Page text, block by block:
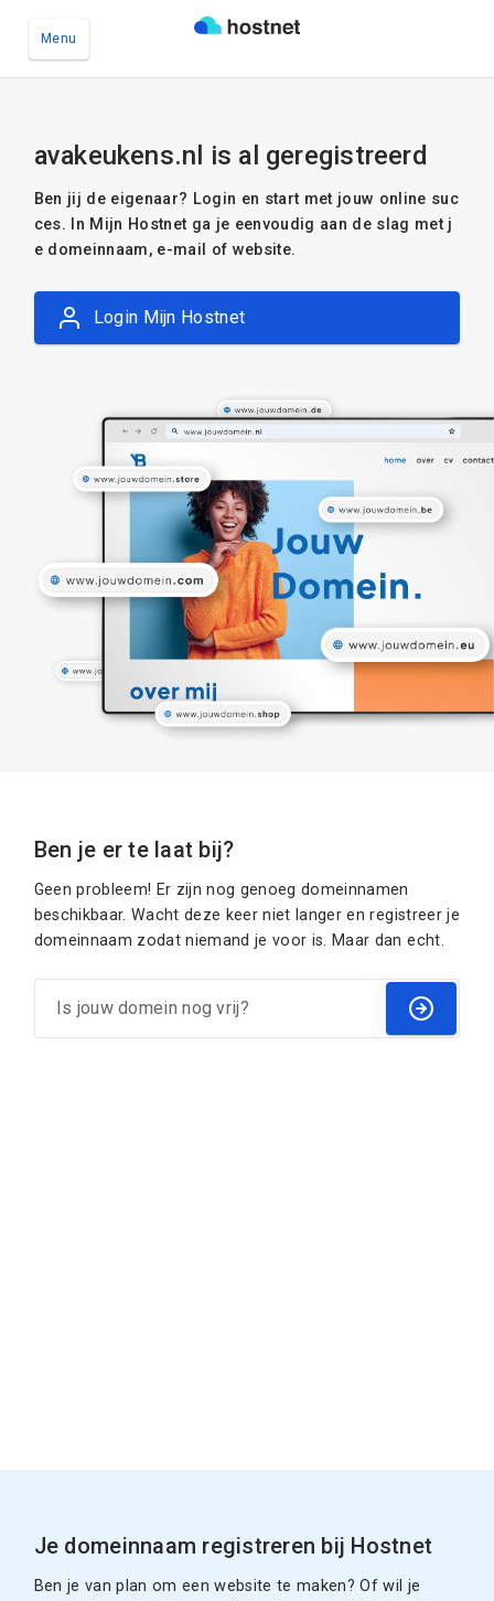
Menu
avakeukens.nl is al geregistreerd
Ben jij de eigenaar? Login en start met jouw online suc
ces. In Mijn Hostnet ga je eenvoudig aan de slag met j
e domeinnaam, e-mail of website.
Login Mijn Hostnet
Ben je er te laat bij?
Geen probleem! Er zijn nog genoeg domeinnamen
beschikbaar. Wacht deze keer niet langer en registreer je
domeinnaam zodat niemand je voor is. Maar dan echt.
Je domeinnaam registreren bij Hostnet
Ben je van plan om een website te maken? Of wil je